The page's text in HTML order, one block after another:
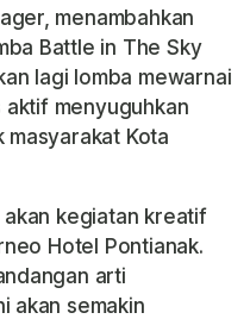
menambahkan
Battle in The Sky
lagi lomba mewarnai
aktif menyuguhkan
masyarakat Kota
akan kegiatan kreatif
Hotel Pontianak.
arti
akan semakin